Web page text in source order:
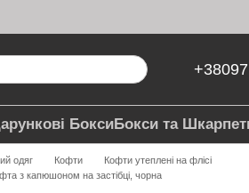
БоксиБокси та
одяг Кофти
Кофти утеплені на флісі
з капюшоном на застібці, чорна